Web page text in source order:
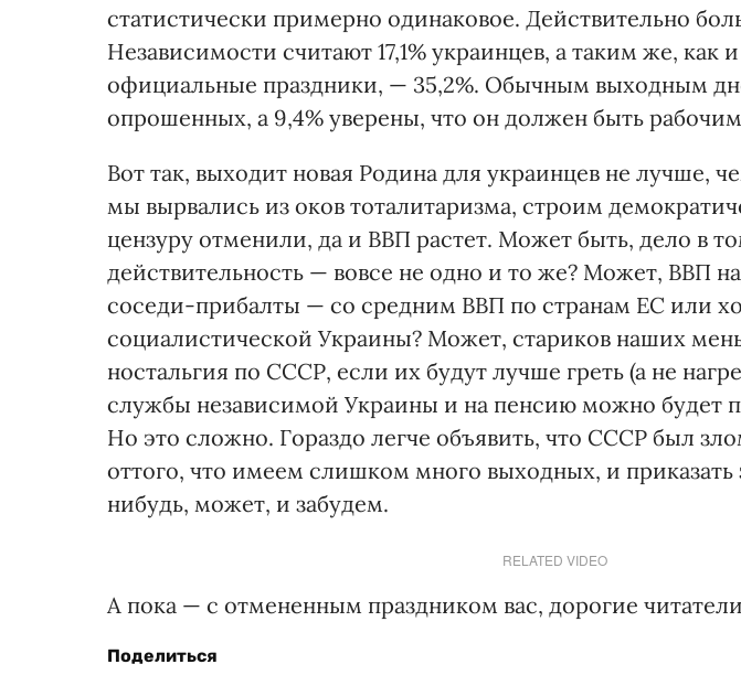
статистически примерно одинаковое. Действительно
Независимости считают 17,1% украинцев, а таким же, как
официальные праздники, — 35,2%. Обычным выходным
опрошенных, а 9,4% уверены, что он должен быть
Вот так, выходит новая Родина для украинцев не лучше,
мы вырвались из оков тоталитаризма, строим
цензуру отменили, да и ВВП растет. Может быть, дело в
действительность — вовсе не одно и то же? Может, ВВП
соседи-прибалты — со средним ВВП по странам ЕС или
социалистической Украины? Может, стариков наших
ностальгия по СССР, если их будут лучше греть (а не
службы независимой Украины и на пенсию можно будет
Но это сложно. Гораздо легче объявить, что СССР был
оттого, что имеем слишком много выходных, и приказать
нибудь, может, и забудем.
RELATED VIDEO
А пока — с отмененным праздником вас, дорогие
Поделиться